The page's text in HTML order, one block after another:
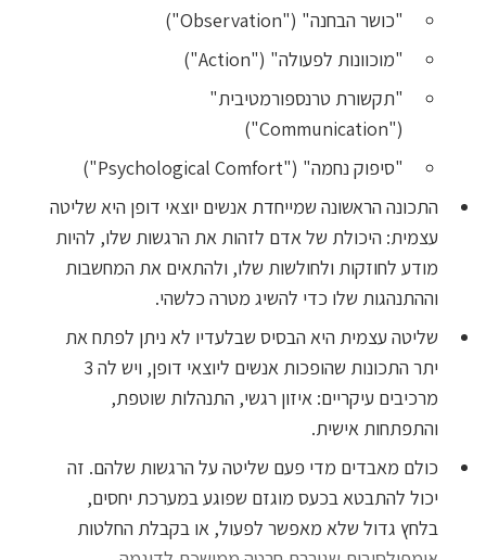
"כושר הבחנה" ("Observation")
"מוכוונות לפעולה" ("Action")
"תקשורת טרנספורמטיבית"
("Communication")
"סיפוק נחמה" ("Psychological Comfort")
התכונה הראשונה שמייחדת אנשים יוצאי דופן היא שליטה
עצמית: היכולת של אדם לזהות את הרגשות שלו, להיות
מודע לחוזקות ולחולשות שלו, ולהתאים את המחשבות
וההתנהגות שלו כדי להשיג מטרה כלשהי.
שליטה עצמית היא הבסיס שבלעדיו לא ניתן לפתח את
יתר התכונות שהופכות אנשים ליוצאי דופן, ויש לה 3
מרכיבים עיקריים: איזון רגשי, התנהלות שוטפת,
והתפתחות אישית.
כולם מאבדים מדי פעם שליטה על הרגשות שלהם. זה
יכול להתבטא בכעס מוגזם שפוגע במערכת יחסים,
בלחץ גדול שלא מאפשר לפעול, או בקבלת החלטות